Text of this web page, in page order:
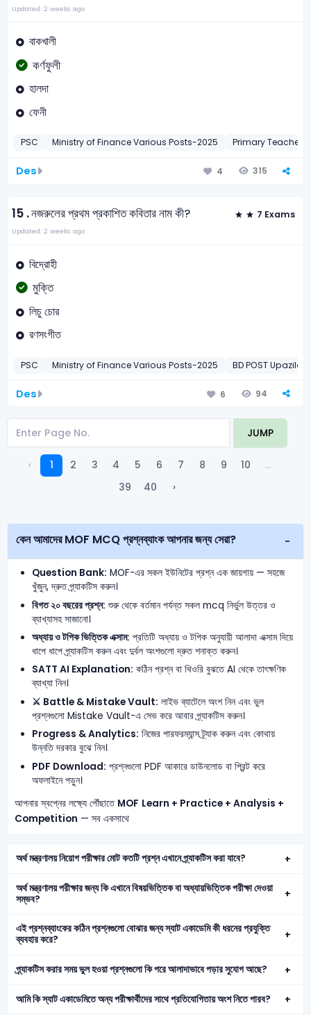
Updated: 2 weeks ago
বাকখালী
কর্ণফুলী
হালদা
ফেনী
PSC Ministry of Finance Various Posts-2025 Primary Teacher
Des 4 315
15 .নজরুলের প্রথম প্রকাশিত কবিতার নাম কী? 7 Exams
Updated: 2 weeks ago
বিদ্রোহী
মুক্তি
লিচু চোর
রণসংগীত
PSC Ministry of Finance Various Posts-2025 BD POST Upazila
Des 6 94
JUMP
‹ 1 2 3 4 5 6 7 8 9 10
...
39
40 ›
কেন আমাদের MOF MCQ প্রশ্নব্যাংক আপনার জন্য সেরা?
Question Bank: MOF-এর সকল ইউনিটের প্রশ্ন এক জায়গায় — সহজে
খুঁজুন, দ্রুত প্র্যাকটিস করুন।
বিগত ২০ বছরের প্রশ্ন: শুরু থেকে বর্তমান পর্যন্ত সকল mcq নির্ভুল উত্তর ও
ব্যাখ্যাসহ সাজানো।
অধ্যায় ও টপিক ভিত্তিক এক্সাম: প্রতিটি অধ্যায় ও টপিক অনুযায়ী আলাদা এক্সাম দিয়ে
ধাপে ধাপে প্র্যাকটিস করুন এবং দুর্বল অংশগুলো দ্রুত শনাক্ত করুন।
SATT AI Explanation: কঠিন প্রশ্ন বা থিওরি বুঝতে AI থেকে তাৎক্ষণিক
ব্যাখ্যা নিন।
⚔️ Battle & Mistake Vault: লাইভ ব্যাটেলে অংশ নিন এবং ভুল
প্রশ্নগুলো Mistake Vault-এ সেভ করে আবার প্র্যাকটিস করুন।
Progress & Analytics: নিজের পারফরম্যান্স ট্র্যাক করুন এবং কোথায়
উন্নতি দরকার বুঝে নিন।
PDF Download: প্রশ্নগুলো PDF আকারে ডাউনলোড বা প্রিন্ট করে
অফলাইনে পড়ুন।
আপনার স্বপ্নের লক্ষ্যে পৌঁছাতে MOF Learn + Practice + Analysis +
Competition — সব একসাথে
অর্থ মন্ত্রণালয় নিয়োগ পরীক্ষার মোট কতটি প্রশ্ন এখানে প্র্যাকটিস করা যাবে?
অর্থ মন্ত্রণালয় পরীক্ষার জন্য কি এখানে বিষয়ভিত্তিক বা অধ্যায়ভিত্তিক পরীক্ষা দেওয়া
সম্ভব?
এই প্রশ্নব্যাংকের কঠিন প্রশ্নগুলো বোঝার জন্য স্যাট একাডেমি কী ধরনের প্রযুক্তি
ব্যবহার করে?
প্র্যাকটিস করার সময় ভুল হওয়া প্রশ্নগুলো কি পরে আলাদাভাবে পড়ার সুযোগ আছে?
আমি কি স্যাট একাডেমিতে অন্য পরীক্ষার্থীদের সাথে প্রতিযোগিতায় অংশ নিতে পারব?